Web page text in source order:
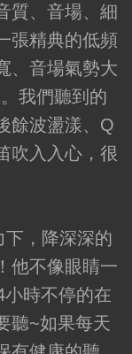
質、音場、細
張精典的低頻
、音場氣勢大
我們聽到的
餘波盪漾、Q
吹入入心，很
下，降深深的
他不像眼睛一
時不停的在
聽~如果每天